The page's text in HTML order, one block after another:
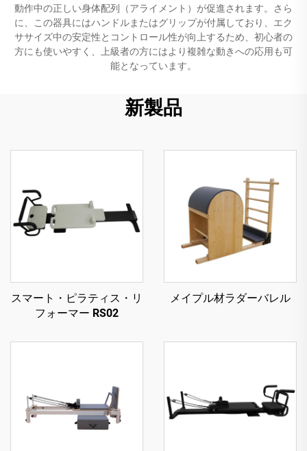
動作中の正しい身体配列（アライメント）が促進されます。さら
に、この器具にはハンドルまたはグリップが付属しており、エク
ササイズ中の安定性とコントロール性が向上するため、初心者の
方にも使いやすく、上級者の方にはより複雑な動きへの応用も可
能となっています。
新製品
スマート・ピラティス・リ
フォーマー RS02
メイプル材ラダーバレル